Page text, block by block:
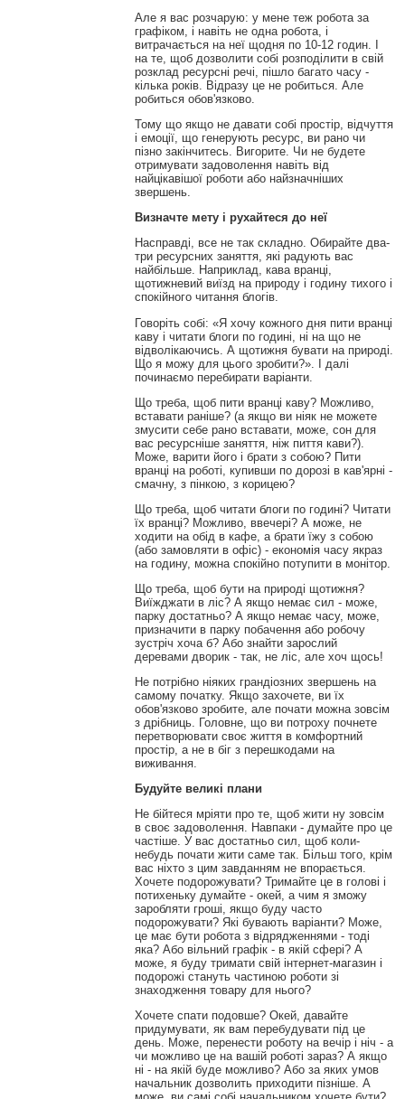
Але я вас розчарую: у мене теж робота за
графіком, і навіть не одна робота, і
витрачається на неї щодня по 10-12 годин. І
на те, щоб дозволити собі розподілити в свій
розклад ресурсні речі, пішло багато часу -
кілька років. Відразу це не робиться. Але
робиться обов'язково.
Тому що якщо не давати собі простір, відчуття
і емоції, що генерують ресурс, ви рано чи
пізно закінчитесь. Вигорите. Чи не будете
отримувати задоволення навіть від
найцікавішої роботи або найзначніших
звершень.
Визначте мету і рухайтеся до неї
Насправді, все не так складно. Обирайте два-
три ресурсних заняття, які радують вас
найбільше. Наприклад, кава вранці,
щотижневий виїзд на природу і годину тихого і
спокійного читання блогів.
Говоріть собі: «Я хочу кожного дня пити вранці
каву і читати блоги по годині, ні на що не
відволікаючись. А щотижня бувати на природі.
Що я можу для цього зробити?». І далі
починаємо перебирати варіанти.
Що треба, щоб пити вранці каву? Можливо,
вставати раніше? (а якщо ви ніяк не можете
змусити себе рано вставати, може, сон для
вас ресурсніше заняття, ніж пиття кави?).
Може, варити його і брати з собою? Пити
вранці на роботі, купивши по дорозі в кав'ярні -
смачну, з пінкою, з корицею?
Що треба, щоб читати блоги по годині? Читати
їх вранці? Можливо, ввечері? А може, не
ходити на обід в кафе, а брати їжу з собою
(або замовляти в офіс) - економія часу якраз
на годину, можна спокійно потупити в монітор.
Що треба, щоб бути на природі щотижня?
Виїжджати в ліс? А якщо немає сил - може,
парку достатньо? А якщо немає часу, може,
призначити в парку побачення або робочу
зустріч хоча б? Або знайти зарослий
деревами дворик - так, не ліс, але хоч щось!
Не потрібно ніяких грандіозних звершень на
самому початку. Якщо захочете, ви їх
обов'язково зробите, але почати можна зовсім
з дрібниць. Головне, що ви потроху почнете
перетворювати своє життя в комфортний
простір, а не в біг з перешкодами на
виживання.
Будуйте великі плани
Не бійтеся мріяти про те, щоб жити ну зовсім
в своє задоволення. Навпаки - думайте про це
частіше. У вас достатньо сил, щоб коли-
небудь почати жити саме так. Більш того, крім
вас ніхто з цим завданням не впорається.
Хочете подорожувати? Тримайте це в голові і
потихеньку думайте - окей, а чим я зможу
заробляти гроші, якщо буду часто
подорожувати? Які бувають варіанти? Може,
це має бути робота з відрядженнями - тоді
яка? Або вільний графік - в якій сфері? А
може, я буду тримати свій інтернет-магазин і
подорожі стануть частиною роботи зі
знаходження товару для нього?
Хочете спати подовше? Окей, давайте
придумувати, як вам перебудувати під це
день. Може, перенести роботу на вечір і ніч - а
чи можливо це на вашій роботі зараз? А якщо
ні - на якій буде можливо? Або за яких умов
начальник дозволить приходити пізніше. А